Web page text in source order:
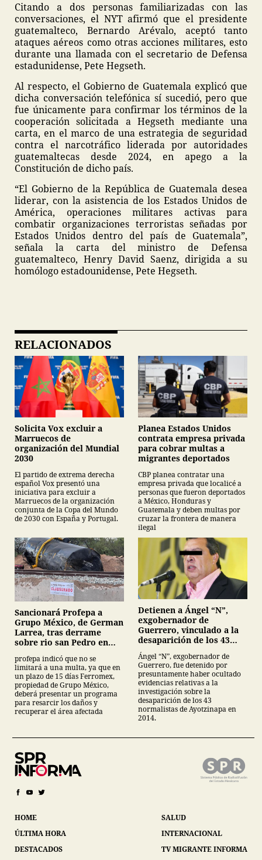
Citando a dos personas familiarizadas con las
conversaciones, el NYT afirmó que el presidente
guatemalteco, Bernardo Arévalo, aceptó tanto
ataques aéreos como otras acciones militares, esto
durante una llamada con el secretario de Defensa
estadunidense, Pete Hegseth.
Al respecto, el Gobierno de Guatemala explicó que
dicha conversación telefónica sí sucedió, pero que
fue únicamente para confirmar los términos de la
cooperación solicitada a Hegseth mediante una
carta, en el marco de una estrategia de seguridad
contra el narcotráfico liderada por autoridades
guatemaltecas desde 2024, en apego a la
Constitución de dicho país.
“El Gobierno de la República de Guatemala desea
liderar, con la asistencia de los Estados Unidos de
América, operaciones militares activas para
combatir organizaciones terroristas señadas por
Estados Unidos dentro del país de Guatemala”,
señala la carta del ministro de Defensa
guatemalteco, Henry David Saenz, dirigida a su
homólogo estadounidense, Pete Hegseth.
RELACIONADOS
Solicita Vox excluir a
Marruecos de
organización del Mundial
2030
El partido de extrema derecha
español Vox presentó una
iniciativa para excluir a
Marruecos de la organización
conjunta de la Copa del Mundo
de 2030 con España y Portugal.
Planea Estados Unidos
contrata empresa privada
para cobrar multas a
migrantes deportados
CBP planea contratar una
empresa privada que localicé a
personas que fueron deportados
a México, Honduras y
Guatemala y deben multas por
cruzar la frontera de manera
ilegal
Sancionará Profepa a
Grupo México, de German
Larrea, tras derrame
sobre rio san Pedro en
profepa indicó que no se
limitará a una multa, ya que en
un plazo de 15 días Ferromex,
propiedad de Grupo México,
deberá presentar un programa
para resarcir los daños y
recuperar el área afectada
Detienen a Ángel “N”,
exgobernador de
Guerrero, vinculado a la
desaparición de los 43
normalistas de
Ayotzinapa
Ángel “N”, exgobernador de
Guerrero, fue detenido por
presuntamente haber ocultado
evidencias relativas a la
investigación sobre la
desaparición de los 43
normalistas de Ayotzinapa en
2014.
HOME
ÚLTIMA HORA
DESTACADOS
SALUD
INTERNACIONAL
TV MIGRANTE INFORMA